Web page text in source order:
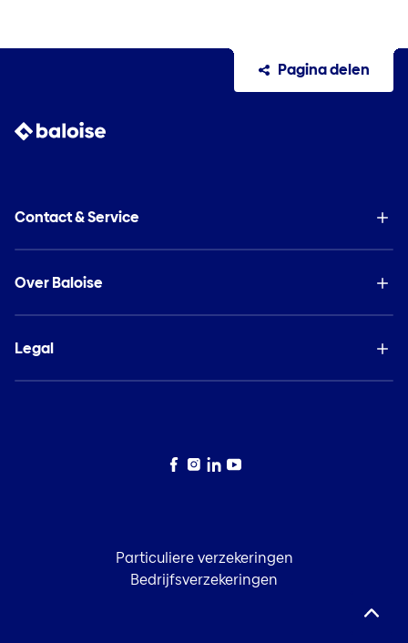
Pagina delen
Contact & Service
Over Baloise
Legal
Facebook
Instagram
LinkedIn
YouTube
Particuliere verzekeringen
Bedrijfsverzekeringen